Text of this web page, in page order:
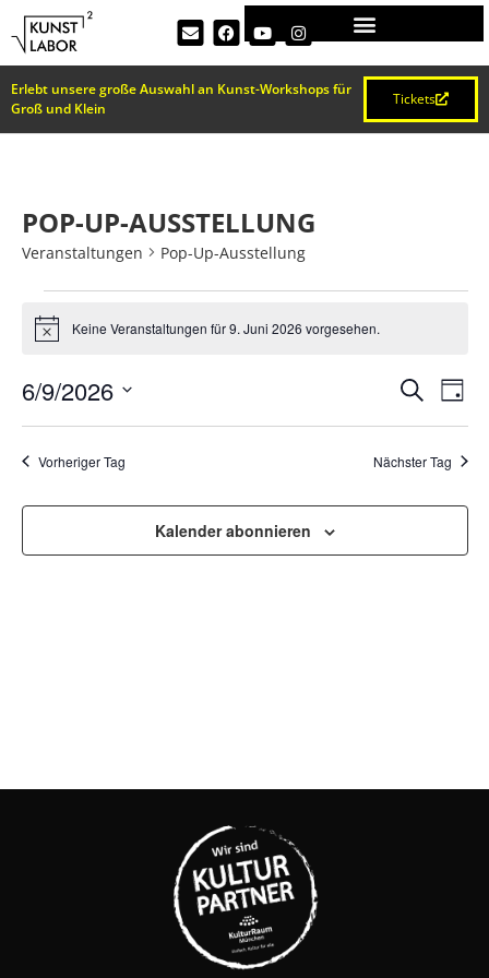
Erlebt unsere große Auswahl an Kunst-Workshops für
Groß und Klein
Tickets
POP-UP-AUSSTELLUNG
Veranstaltungen Pop-Up-Ausstellung
HinweisKeine Veranstaltungen für 9. Juni 2026 vorgesehen.
UND
SucheTag
6/9/2026
wählen.
Vorheriger Tag Nächster Tag
Kalender abonnieren